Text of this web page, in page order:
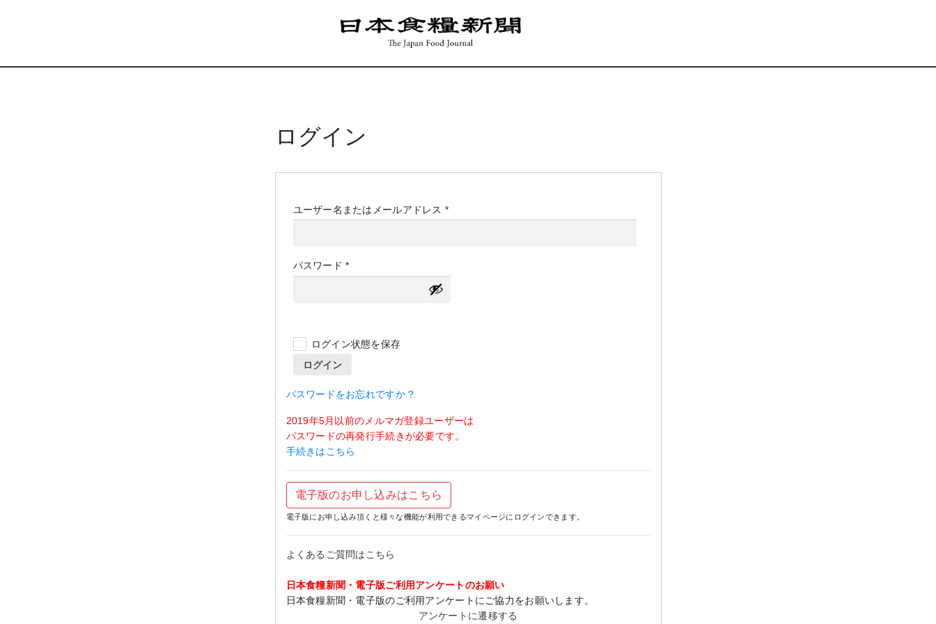
ログイン
ユーザー名またはメールアドレス *必
パスワード*必
須
ログイン状態を保存
ログイン
パスワードをお忘れですか ?
2019年5月以前のメルマガ登録ユーザーは
パスワードの再発行手続きが必要です。
手続きはこちら
電子版のお申し込みはこちら
電子版にお申し込み頂くと様々な機能が利用できるマイページにログインできます。
よくあるご質問はこちら
日本食糧新聞・電子版ご利用アンケートのお願い
日本食糧新聞・電子版のご利用アンケートにご協力をお願いします。
アンケートに遷移する